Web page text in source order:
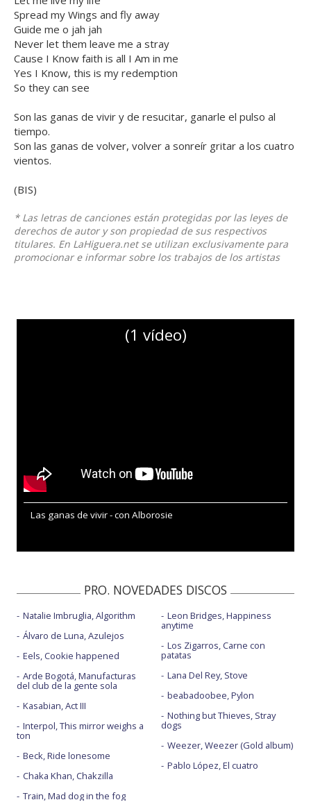
Spread my Wings and fly away
Guide me o jah jah
Never let them leave me a stray
Cause I Know faith is all I Am in me
Yes I Know, this is my redemption
So they can see
Son las ganas de vivir y de resucitar, ganarle el pulso al
tiempo.
Son las ganas de volver, volver a sonreír gritar a los cuatro
vientos.
(BIS)
* Las letras de canciones están protegidas por las leyes de
derechos de autor y son propiedad de sus respectivos
titulares. En LaHiguera.net se utilizan exclusivamente para
promocionar e informar sobre los trabajos de los artistas
(1 vídeo)
Las ganas de vivir - con Alborosie
PRO. NOVEDADES DISCOS
Natalie Imbruglia, Algorithm
Álvaro de Luna, Azulejos
Eels, Cookie happened
Arde Bogotá, Manufacturas
del club de la gente sola
Kasabian, Act III
Interpol, This mirror weighs a
ton
Beck, Ride lonesome
Chaka Khan, Chakzilla
Train, Mad dog in the fog
Leon Bridges, Happiness
anytime
Los Zigarros, Carne con
patatas
Lana Del Rey, Stove
beabadoobee, Pylon
Nothing but Thieves, Stray
dogs
Weezer, Weezer (Gold album)
Pablo López, El cuatro